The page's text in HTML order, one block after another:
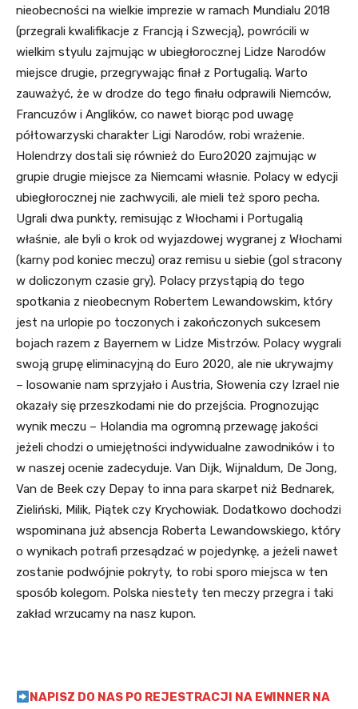
nieobecności na wielkie imprezie w ramach Mundialu 2018
(przegrali kwalifikacje z Francją i Szwecją), powrócili w
wielkim styulu zajmując w ubiegłorocznej Lidze Narodów
miejsce drugie, przegrywając finał z Portugalią. Warto
zauważyć, że w drodze do tego finału odprawili Niemców,
Francuzów i Anglików, co nawet biorąc pod uwagę
półtowarzyski charakter Ligi Narodów, robi wrażenie.
Holendrzy dostali się również do Euro2020 zajmując w
grupie drugie miejsce za Niemcami własnie. Polacy w edycji
ubiegłorocznej nie zachwycili, ale mieli też sporo pecha.
Ugrali dwa punkty, remisując z Włochami i Portugalią
właśnie, ale byli o krok od wyjazdowej wygranej z Włochami
(karny pod koniec meczu) oraz remisu u siebie (gol stracony
w doliczonym czasie gry). Polacy przystąpią do tego
spotkania z nieobecnym Robertem Lewandowskim, który
jest na urlopie po toczonych i zakończonych sukcesem
bojach razem z Bayernem w Lidze Mistrzów. Polacy wygrali
swoją grupę eliminacyjną do Euro 2020, ale nie ukrywajmy
– losowanie nam sprzyjało i Austria, Słowenia czy Izrael nie
okazały się przeszkodami nie do przejścia. Prognozując
wynik meczu – Holandia ma ogromną przewagę jakości
jeżeli chodzi o umiejętności indywidualne zawodników i to
w naszej ocenie zadecyduje. Van Dijk, Wijnaldum, De Jong,
Van de Beek czy Depay to inna para skarpet niż Bednarek,
Zieliński, Milik, Piątek czy Krychowiak. Dodatkowo dochodzi
wspominana już absencja Roberta Lewandowskiego, który
o wynikach potrafi przesądzać w pojedynkę, a jeżeli nawet
zostanie podwójnie pokryty, to robi sporo miejsca w ten
sposób kolegom. Polska niestety ten meczy przegra i taki
zakład wrzucamy na nasz kupon.
NAPISZ DO NAS PO REJESTRACJI NA EWINNER NA